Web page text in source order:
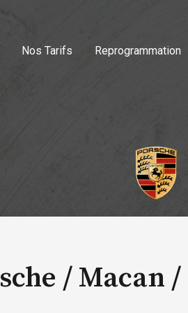
Nos Tarifs Reprogrammation
/ Macan /